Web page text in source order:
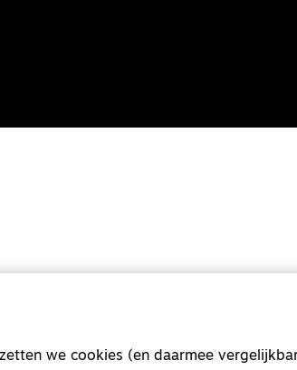
we cookies (en daarmee